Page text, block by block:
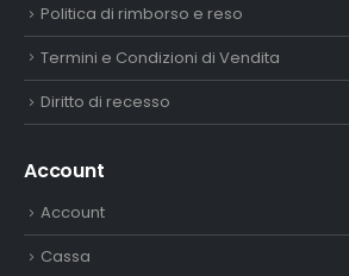
Politica di rimborso e reso
Termini e Condizioni di Vendita
Diritto di recesso
Account
Account
Cassa